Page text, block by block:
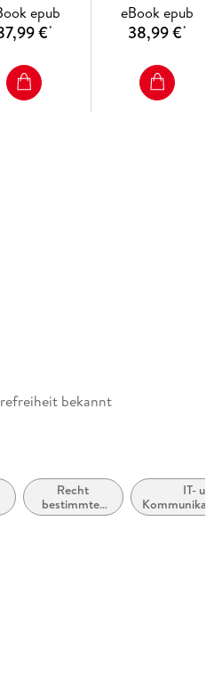
einheitliche Herangehensweise
epub
€*
eBook epub
38,99 €*
bekannt
Recht
bestimmter
Jurisdiktionen
IT-